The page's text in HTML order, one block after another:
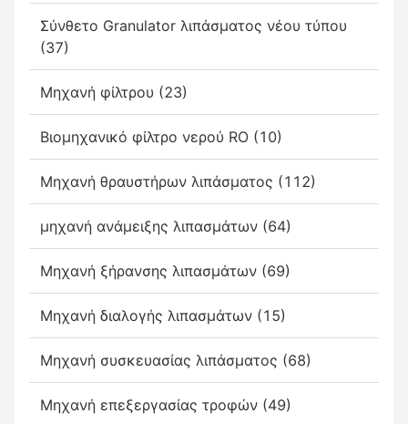
Σύνθετο Granulator λιπάσματος νέου τύπου
(37)
Μηχανή φίλτρου (23)
Βιομηχανικό φίλτρο νερού RO (10)
Μηχανή θραυστήρων λιπάσματος (112)
μηχανή ανάμειξης λιπασμάτων (64)
Μηχανή ξήρανσης λιπασμάτων (69)
Μηχανή διαλογής λιπασμάτων (15)
Μηχανή συσκευασίας λιπάσματος (68)
Μηχανή επεξεργασίας τροφών (49)